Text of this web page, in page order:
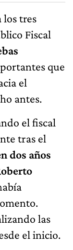
los tres
Fiscal
que
el
antes.
el fiscal
tras el
dos años
las
el inicio.